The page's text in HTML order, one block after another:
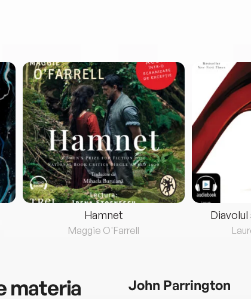
Hamnet
Maggie O'Farrell
Diavolul
materia
John Parrington